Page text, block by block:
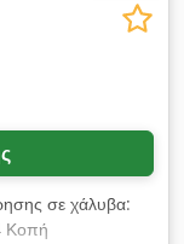
σε χάλυβα:
Κοπή